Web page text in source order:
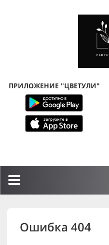
ПРИЛОЖЕНИЕ "ЦВЕТУЛИ"
Toggle
Ошибка 404